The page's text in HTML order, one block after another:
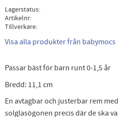
Lagerstatus
Artikelnr
Tillverkare
Visa alla produkter från babymocs
Passar bäst för barn runt 0-1,5 år
Bredd: 11,1 cm
En avtagbar och justerbar rem
solglasögonen precis där de ska